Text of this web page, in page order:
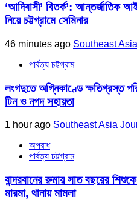
‘আদিবাসী’ বিতর্ক’: আন্তর্জাতিক
নিয়ে চট্টগ্রামে সেমিনার
46 minutes ago Southeast
পার্বত্য চট্টগ্রাম
লংগদুতে অগ্নিকাণ্ডে ক্ষতিগ্রস্ত
টিন ও নগদ সহায়তা
1 hour ago Southeast Asia
অপরাধ
পার্বত্য চট্টগ্রাম
বান্দরবানের রুমায় সাত বছরের
মারমা, থানায় মামলা